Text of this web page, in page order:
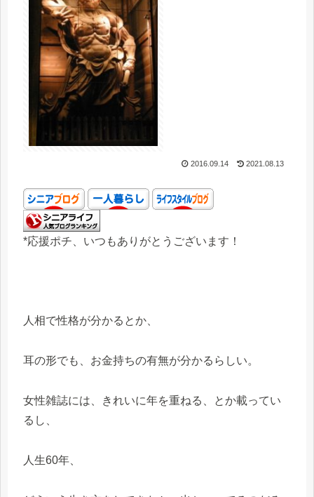
2016.09.14 2021.08.13
*応援ポチ、いつもありがとうございます！
人相で性格が分かるとか、
耳の形でも、お金持ちの有無が分かるらしい。
女性雑誌には、きれいに年を重ねる、とか載ってい
るし、
人生60年、